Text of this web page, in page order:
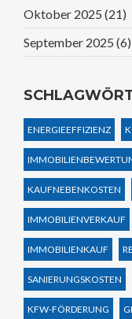
Oktober 2025 (21)
September 2025 (6)
ENERGIEEFFIZIENZ
KAUFNEBENKOSTEN
IMMOBILIENVERKAUF
IMMOBILIENKAUF
SANIERUNGSKOSTEN
KFW-FÖRDERUNG